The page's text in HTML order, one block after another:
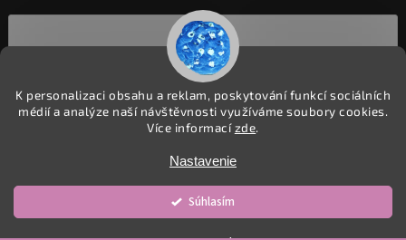
K personalizaci obsahu a reklam, poskytování funkcí sociálních
médií a analýze naší návštěvnosti využíváme soubory cookies.
Více informacízde.
Nastavenie
Súhlasím
Prihlásiť sa
detske-latky.cz. Všetky práva vyhradené.
Shoptet| DesignShoptak.cz.